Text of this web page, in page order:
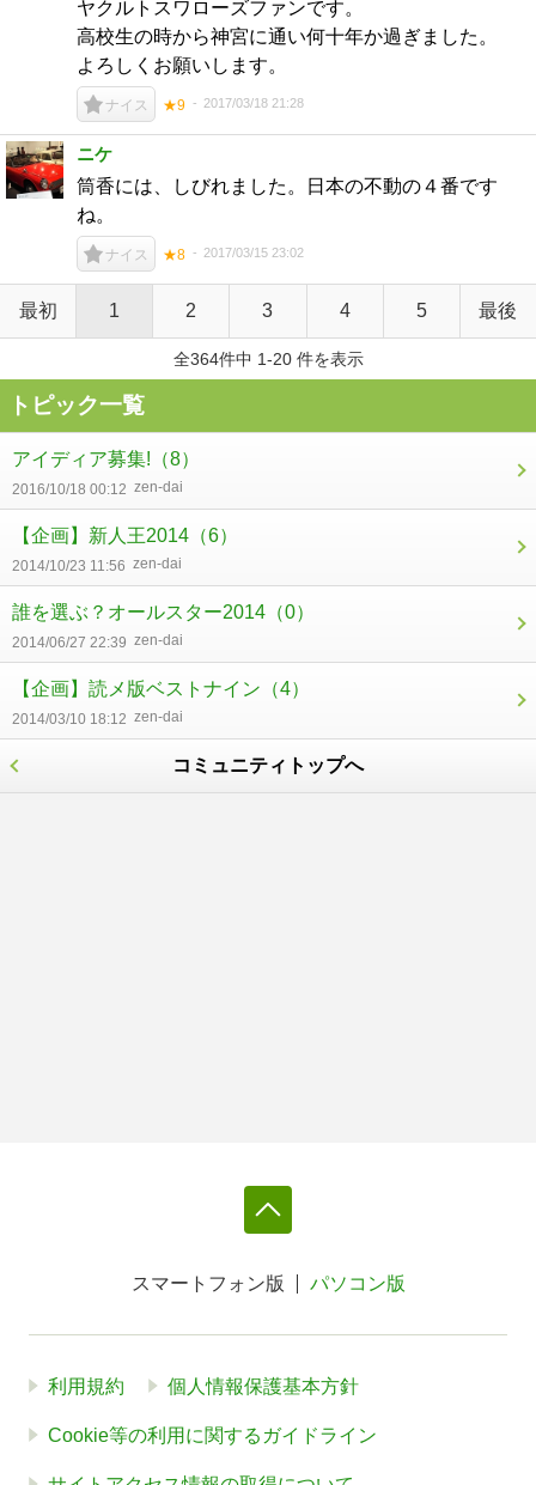
ヤクルトスワローズファンです。
高校生の時から神宮に通い何十年か過ぎました。
よろしくお願いします。
ナイス ★9 2017/03/18 21:28
ニケ
筒香には、しびれました。日本の不動の４番です
ね。
ナイス ★8 2017/03/15 23:02
最初 1 2 3 4 5 最後
全364件中 1-20 件を表示
トピック一覧
アイディア募集! （8）
2016/10/18 00:12 zen-dai
【企画】新人王2014 （6）
2014/10/23 11:56 zen-dai
誰を選ぶ？オールスター2014 （0）
2014/06/27 22:39 zen-dai
【企画】読メ版ベストナイン （4）
2014/03/10 18:12 zen-dai
コミュニティトップへ
スマートフォン版 パソコン版
利用規約 個人情報保護基本方針
Cookie等の利用に関するガイドライン